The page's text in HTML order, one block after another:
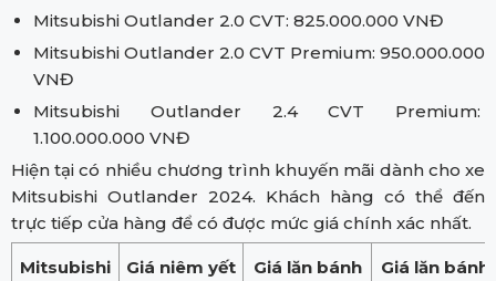
Mitsubishi Outlander 2.0 CVT: 825.000.000 VNĐ
Mitsubishi Outlander 2.0 CVT Premium: 950.000.000
VNĐ
Mitsubishi Outlander 2.4 CVT Premium:
1.100.000.000 VNĐ
Hiện tại có nhiều chương trình khuyến mãi dành cho xe
Mitsubishi Outlander 2024. Khách hàng có thể đến
trực tiếp cửa hàng để có được mức giá chính xác nhất.
Mitsubishi
Giá niêm yết
Giá lăn bánh
Giá lăn bánh